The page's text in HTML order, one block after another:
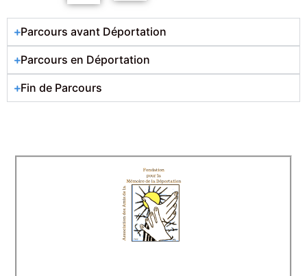
Parcours avant Déportation
Parcours en Déportation
Fin de Parcours